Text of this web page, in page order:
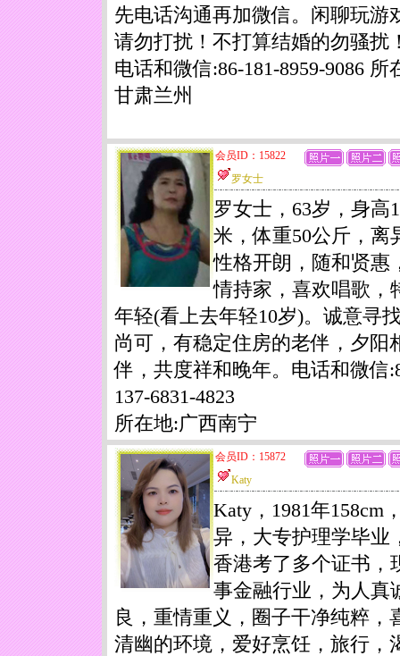
先电话沟通再加微信。闲聊玩游
请勿打扰！不打算结婚的勿骚扰
电话和微信:86-181-8959-9086 所
甘肃兰州
会员ID：15822
罗女士
罗女士，63岁，身高
米，体重50公斤，离
性格开朗，随和贤惠
情持家，喜欢唱歌，
年轻(看上去年轻10岁)。诚意寻
尚可，有稳定住房的老伴，夕阳
伴，共度祥和晚年。电话和微信
137-6831-4823
所在地:广西南宁
会员ID：15872
Katy
Katy，1981年158cm
异，大专护理学毕业
香港考了多个证书，
事金融行业，为人真
良，重情重义，圈子干净纯粹，
清幽的环境，爱好烹饪，旅行，